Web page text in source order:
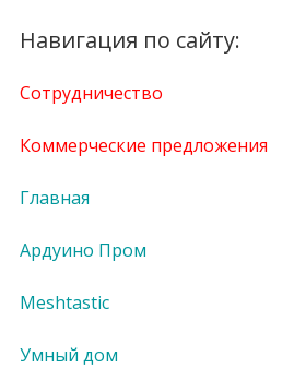
Навигация по сайту:
Сотрудничество
Коммерческие предложения
Главная
Ардуино Пром
Meshtastic
Умный дом